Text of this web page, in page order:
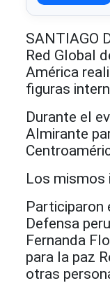
SANTIAGO
Red Global
América
figuras
Durante el
Almirante
Los mismos
Participaron
Defensa
Fernanda
para la paz
otras